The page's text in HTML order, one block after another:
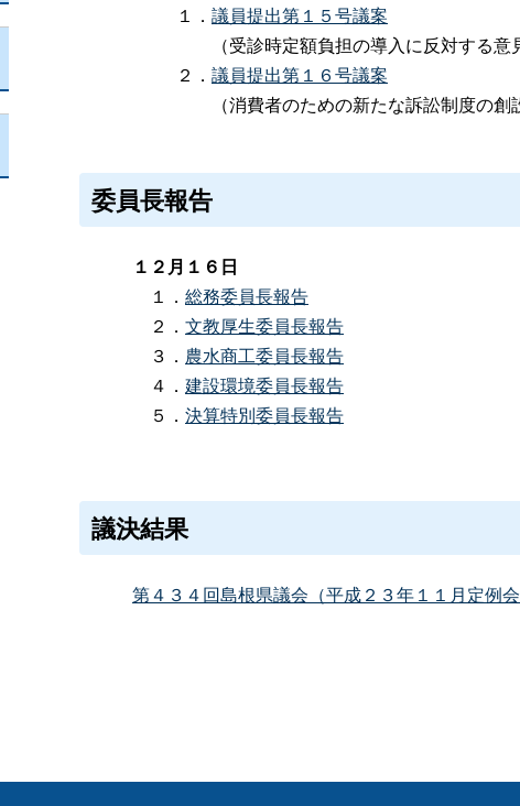
１． 議員提出第１５号議案
（受診時定額負担の導入に反対する意見
２． 議員提出第１６号議案
（消費者のための新たな訴訟制度の創設を
委員長報告
１２月１６日
１． 総務委員長報告
２． 文教厚生委員長報告
３． 農水商工委員長報告
４． 建設環境委員長報告
５． 決算特別委員長報告
議決結果
第４３４回島根県議会（平成２３年１１月定例